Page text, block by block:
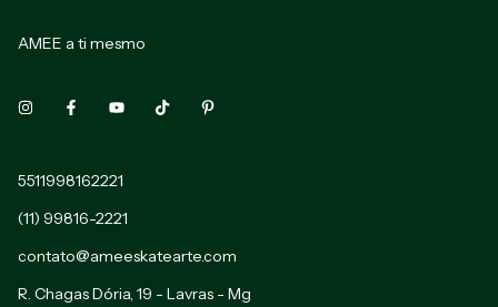
AMEE a ti mesmo
5511998162221
(11) 99816-2221
contato@ameeskatearte.com
R. Chagas Dória, 19 - Lavras - Mg